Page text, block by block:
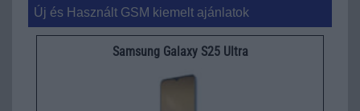
Új és Használt GSM kiemelt ajánlatok
Samsung Galaxy S25 Ultra